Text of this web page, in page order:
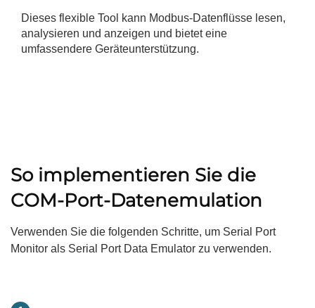
Dieses flexible Tool kann Modbus-Datenflüsse lesen,
analysieren und anzeigen und bietet eine
umfassendere Geräteunterstützung.
So implementieren Sie die
COM-Port-Datenemulation
Verwenden Sie die folgenden Schritte, um Serial Port
Monitor als Serial Port Data Emulator zu verwenden.